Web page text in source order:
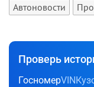
Автоновости
Проверь
ГосномерVIN